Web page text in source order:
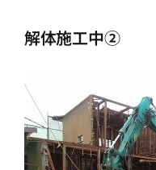
解体施工中②